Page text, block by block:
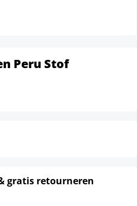
Peru Stof
gratis retourneren